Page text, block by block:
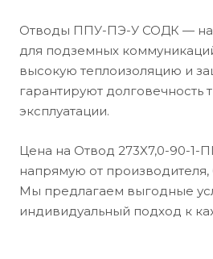
Отводы ППУ-ПЭ-У СОДК —
для подземных
высокую теплоизоляцию и
гарантируют долговечность
эксплуатации.
Цена на Отвод 273X7,0-90-
напрямую от
Мы предлагаем выгодные
индивидуальный подход к